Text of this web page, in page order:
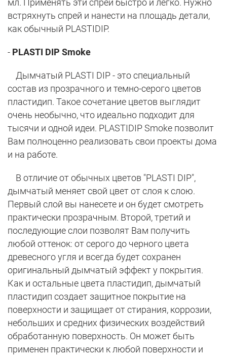
мл. Применять эти спреи быстро и легко. Нужно
встряхнуть спрей и нанести на площадь детали,
как обычный PLASTIDIP.
- PLASTI DIP Smoke
Дымчатый PLASTI DIP - это специальный
состав из прозрачного и темно-серого цветов
пластидип. Такое сочетание цветов выглядит
очень необычно, что идеально подходит для
тысячи и одной идеи. PLASTIDIP Smoke позволит
Вам полноценно реализовать свои проекты дома
и на работе.
В отличие от обычных цветов "PLASTI DIP",
дымчатый меняет свой цвет от слоя к слою.
Первый слой вы нанесете и он будет смотреть
практически прозрачным. Второй, третий и
последующие слои позволят Вам получить
любой оттенок: от серого до черного цвета
древесного угля и всегда будет сохранен
оригинальный дымчатый эффект у покрытия.
Как и остальные цвета пластидип, дымчатый
пластидип создает защитное покрытие на
поверхности и защищает от стирания, коррозии,
небольших и средних физических воздействий
обработанную поверхность. Он может быть
применен практически к любой поверхности и